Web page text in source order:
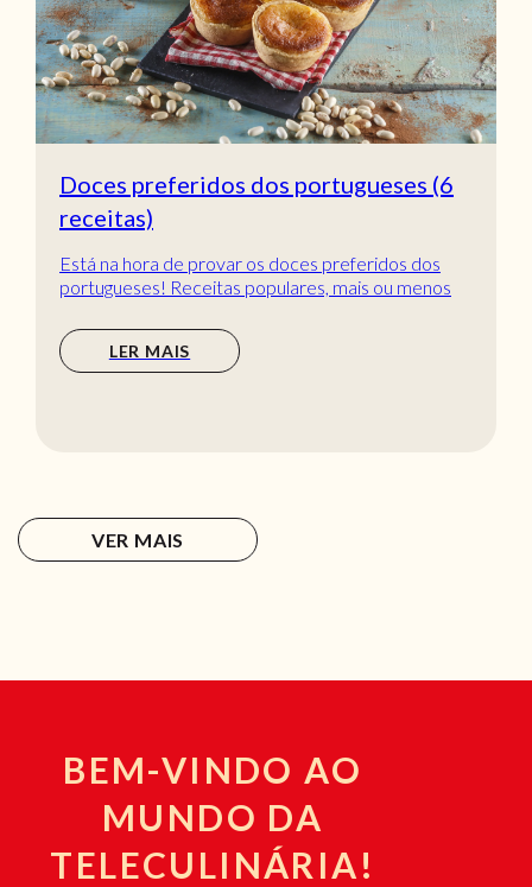
Doces preferidos dos portugueses (6
receitas)
Está na hora de provar os doces preferidos dos
portugueses! Receitas populares, mais ou menos
LER MAIS
VER MAIS
BEM-VINDO AO
MUNDO DA
TELECULINÁRIA!